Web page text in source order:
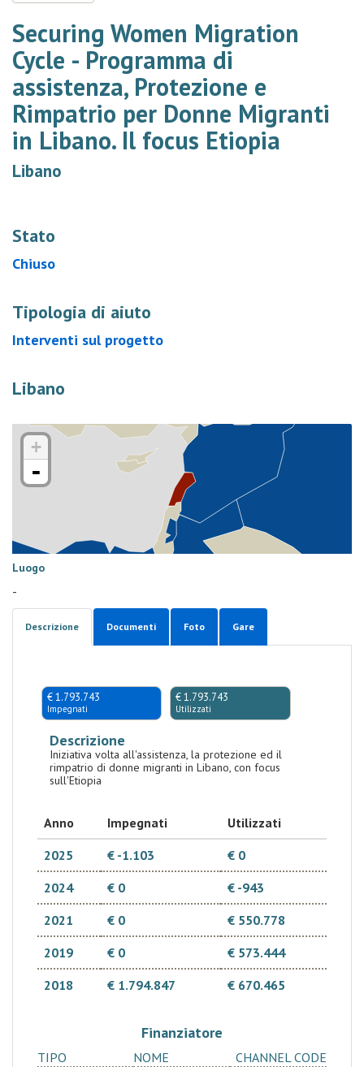
Securing Women Migration
Cycle - Programma di
assistenza, Protezione e
Rimpatrio per Donne Migranti
in Libano. Il focus Etiopia
Libano
Stato
Chiuso
Tipologia di aiuto
Interventi sul progetto
Libano
+
-
Luogo
-
Descrizione Documenti Foto Gare
€ 1.793.743
Impegnati
€ 1.793.743
Utilizzati
Descrizione
Iniziativa volta all'assistenza, la protezione ed il
rimpatrio di donne migranti in Libano, con focus
sull'Etiopia
Anno Impegnati
Utilizzati
2025
€ -1.103
€ 0
2024
€ 0
€ -943
2021
€ 0
€ 550.778
2019
€ 0
€ 573.444
2018
€ 1.794.847 € 670.465
Finanziatore
TIPO NOME CHANNEL CODE